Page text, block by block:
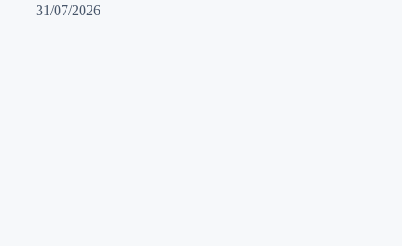
31/07/2026